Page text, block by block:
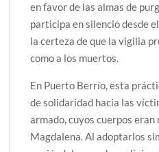
en favor de las almas de
participa en silencio desde
la certeza de que la vigilia
como a los muertos.
En Puerto Berrío, esta
de solidaridad hacia las
armado, cuyos cuerpos
Magdalena. Al adoptarlos